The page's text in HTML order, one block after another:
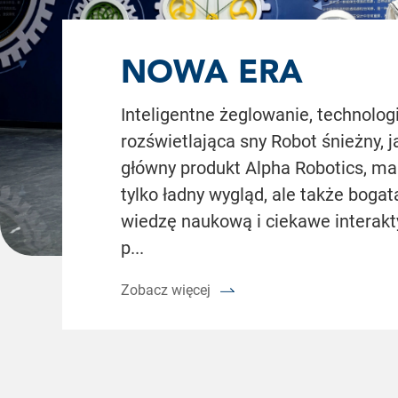
NOWA ERA
POPULARYZACJI
NAUKI W ZH...
Inteligentne żeglowanie,
rozświetlająca sny Robot śnieżny,
główny produkt Alpha Robotics,
tylko ładny wygląd, ale także
wiedzę naukową i ciekawe
p...
Zobacz więcej